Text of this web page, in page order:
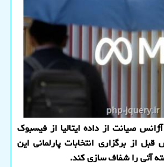
صیانت از داده ایتالیا از فیسبوک
از برگزاری انتخابات پارلمانی این
آتی را شفاف سازی کند.